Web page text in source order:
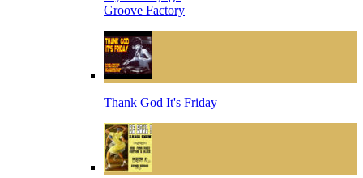
Groove Factory
Thank God It's Friday